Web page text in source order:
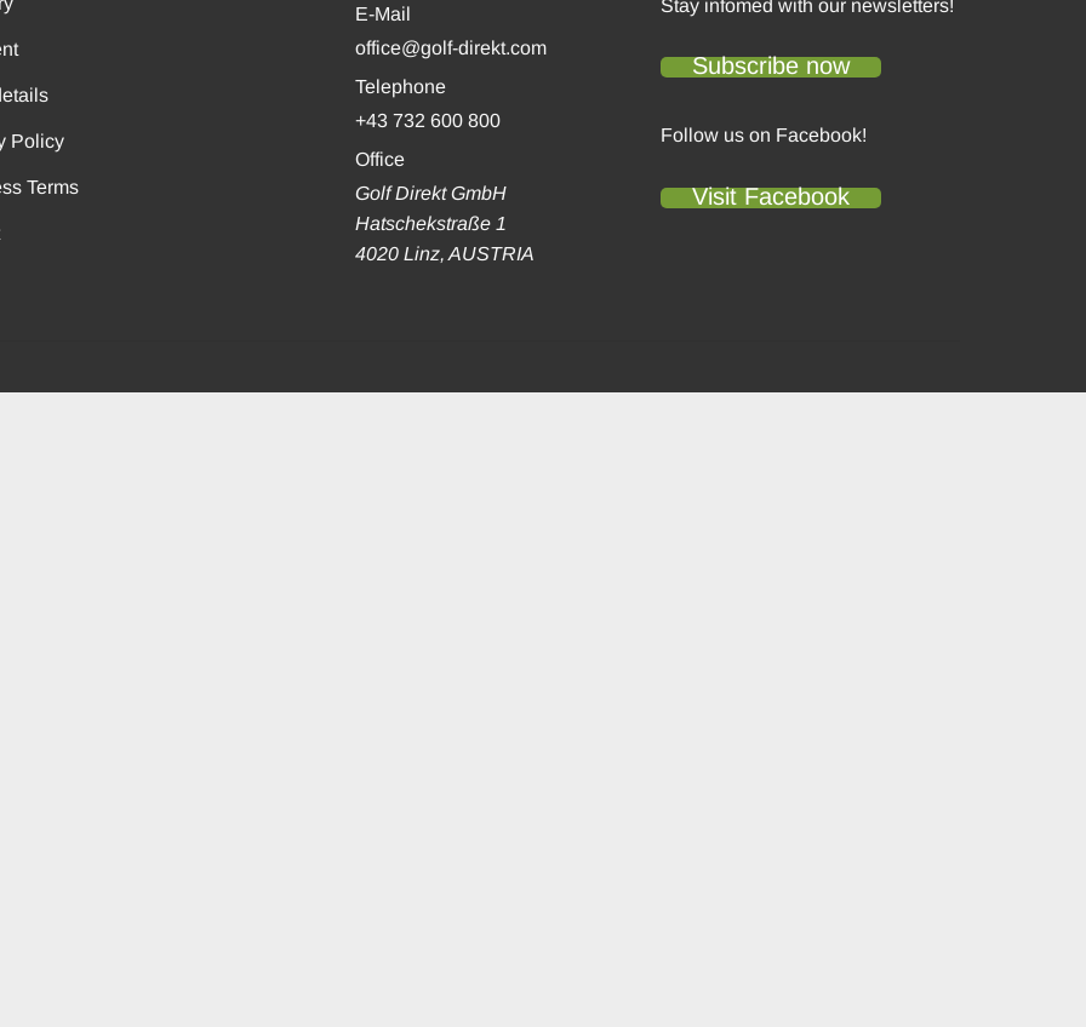
Policy
Terms
E-Mail
office@golf-direkt.com
Telephone
+43 732 600 800
Office
Golf Direkt GmbH
Hatschekstraße 1
4020 Linz, AUSTRIA
Stay infomed with our newsletters!
Subscribe now
Follow us on Facebook!
Visit Facebook